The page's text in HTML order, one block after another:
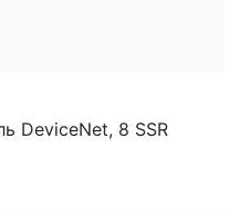
DeviceNet, 8 SSR